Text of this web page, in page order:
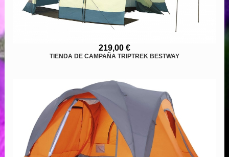
219,00 €
TIENDA DE CAMPAÑA TRIPTREK BESTWAY